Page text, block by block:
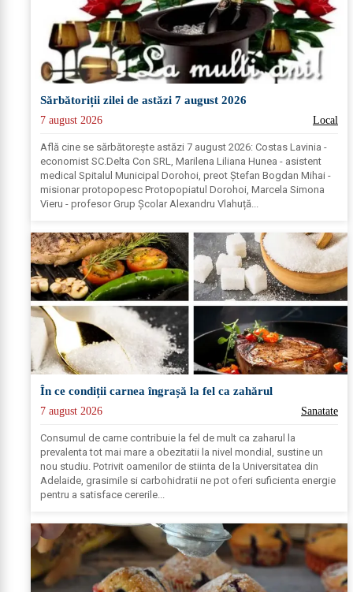
Sărbătoriții zilei de astăzi 7 august 2026
7 august 2026 Local
Află cine se sărbătoreşte astăzi 7 august 2026: Costas Lavinia -
economist SC.Delta Con SRL, Marilena Liliana Hunea - asistent
medical Spitalul Municipal Dorohoi, preot Ștefan Bogdan Mihai -
misionar protopopesc Protopopiatul Dorohoi, Marcela Simona
Vieru - profesor Grup Școlar Alexandru Vlahuță...
În ce condiții carnea îngrașă la fel ca zahărul
7 august 2026 Sanatate
Consumul de carne contribuie la fel de mult ca zaharul la
prevalenta tot mai mare a obezitatii la nivel mondial, sustine un
nou studiu. Potrivit oamenilor de stiinta de la Universitatea din
Adelaide, grasimile si carbohidratii ne pot oferi suficienta energie
pentru a satisface cererile...